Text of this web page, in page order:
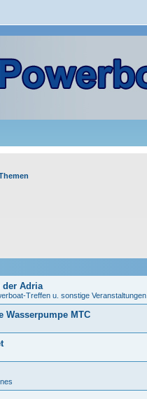
der Adria
Treffen u. sonstige Veranstaltungen
Wasserpumpe MTC